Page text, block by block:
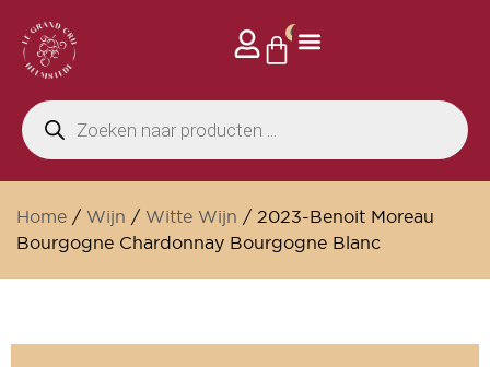
0
Home / Wijn / Witte Wijn / 2023-Benoit Moreau
Bourgogne Chardonnay Bourgogne Blanc